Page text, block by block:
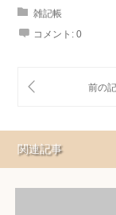
雑記帳
コメント: 0
関連記事